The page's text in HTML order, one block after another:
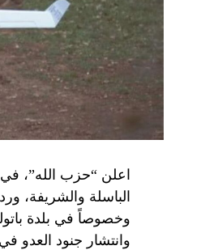
اعلن “حزب الله”، في
الباسلة ‌‏‌‏‌والشريفة،
وانتشار جنود العدو